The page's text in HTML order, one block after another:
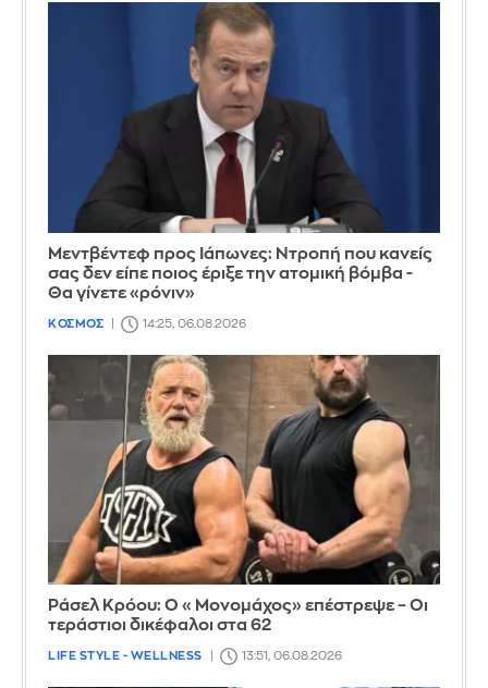
Μεντβέντεφ προς Ιάπωνες: Ντροπή που κανείς
σας δεν είπε ποιος έριξε την ατομική βόμβα -
Θα γίνετε «ρόνιν»
ΚΟΣΜΟΣ 14:25, 06.08.2026
Ράσελ Κρόου: Ο «Μονομάχος» επέστρεψε – Οι
τεράστιοι δικέφαλοι στα 62
LIFE STYLE - WELLNESS 13:51, 06.08.2026